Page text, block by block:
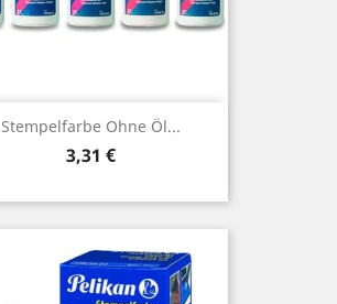
Stempelfarbe Ohne Öl...
Preis
3,31 €